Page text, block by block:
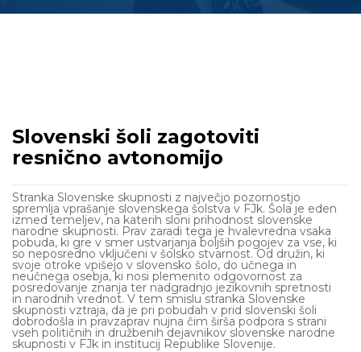
Slovenski šoli zagotoviti
resnično avtonomijo
Stranka Slovenske skupnosti z največjo pozornostjo
spremlja vprašanje slovenskega šolstva v FJk. Šola je eden
izmed temeljev, na katerih sloni prihodnost slovenske
narodne skupnosti. Prav zaradi tega je hvalevredna vsaka
pobuda, ki gre v smer ustvarjanja boljših pogojev za vse, ki
so neposredno vključeni v šolsko stvarnost. Od družin, ki
svoje otroke vpišejo v slovensko šolo, do učnega in
neučnega osebja, ki nosi plemenito odgovornost za
posredovanje znanja ter nadgradnjo jezikovnih spretnosti
in narodnih vrednot. V tem smislu stranka Slovenske
skupnosti vztraja, da je pri pobudah v prid slovenski šoli
dobrodošla in pravzaprav nujna čim širša podpora s strani
vseh političnih in družbenih dejavnikov slovenske narodne
skupnosti v FJk in institucij Republike Slovenije.